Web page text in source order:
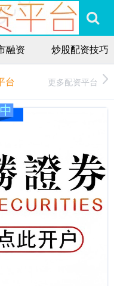
融资 炒股配资技巧
台 更多配资平台